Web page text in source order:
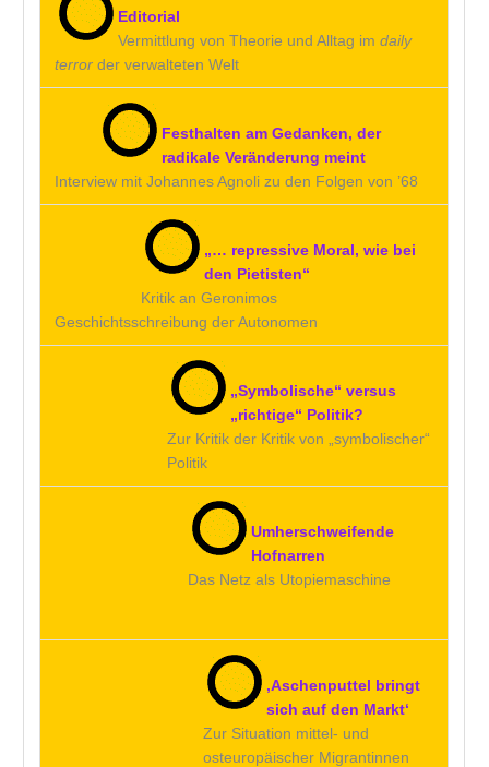
Editorial
Vermittlung von Theorie und Alltag imdaily
terror der verwalteten Welt
Festhalten am Gedanken, der
radikale Veränderung meint
Interview mit Johannes Agnoli zu den Folgen von ’68
„… repressive Moral, wie bei
den Pietisten“
Kritik an Geronimos
Geschichtsschreibung der Autonomen
„Symbolische“ versus
„richtige“ Politik?
Zur Kritik der Kritik von „symbolischer“
Politik
Umherschweifende
Hofnarren
Das Netz als Utopiemaschine
‚Aschenputtel bringt
sich auf den Markt‘
Zur Situation mittel- und
osteuropäischer Migrantinnen